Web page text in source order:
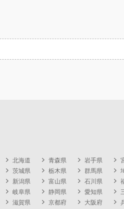
北海道 青森県 岩手県
茨城県 栃木県 群馬県
新潟県 富山県 石川県
岐阜県 静岡県 愛知県
滋賀県 京都府 大阪府